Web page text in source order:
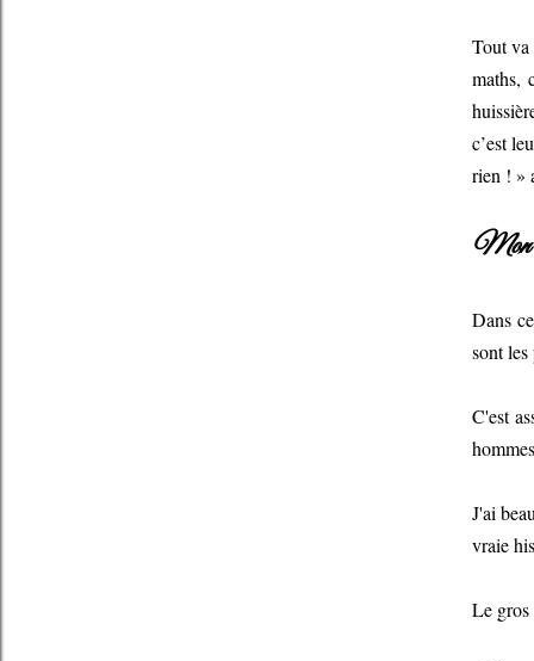
Tout
maths,
c’est
rien ! »
Mon
Dans
sont les
C'est
J'ai
vraie
Le gros